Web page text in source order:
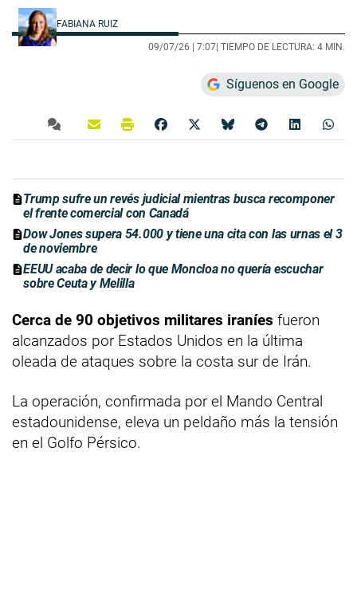
FABIANA RUIZ
09/07/26 | 7:07| TIEMPO DE LECTURA: 4 MIN.
Síguenos en Google
Trump sufre un revés judicial mientras busca recomponer
el frente comercial con Canadá
Dow Jones supera 54.000 y tiene una cita con las urnas el 3
de noviembre
EEUU acaba de decir lo que Moncloa no quería escuchar
sobre Ceuta y Melilla
Cerca de 90 objetivos militares iraníes fueron
alcanzados por Estados Unidos en la última
oleada de ataques sobre la costa sur de Irán.
La operación, confirmada por el Mando Central
estadounidense, eleva un peldaño más la tensión
en el Golfo Pérsico.